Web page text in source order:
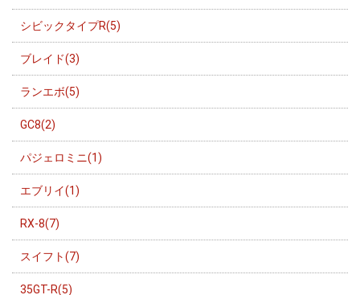
シビックタイプR(5)
ブレイド(3)
ランエボ(5)
GC8(2)
パジェロミニ(1)
エブリイ(1)
RX-8(7)
スイフト(7)
35GT-R(5)